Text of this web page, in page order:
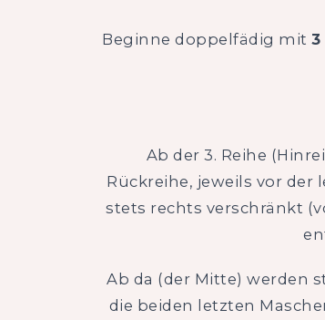
Beginne doppelfädig mit3
Ab der 3. Reihe
Rückreihe, jeweils vor der
stets rechts verschränkt
Ab da (der Mitte) werden
die beiden letzten